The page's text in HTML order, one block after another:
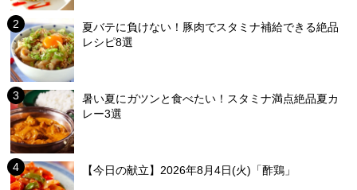
夏バテに負けない！豚肉でスタミナ補給できる絶品
レシピ8選
暑い夏にガツンと食べたい！スタミナ満点絶品夏カ
レー3選
【今日の献立】2026年8月4日(火)「酢鶏」